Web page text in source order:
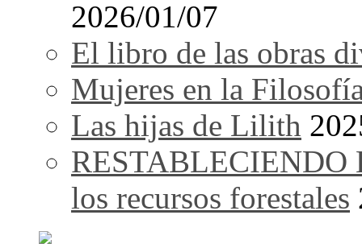
2026/01/07
El libro de las obras
Mujeres en la
Las hijas de Lilith
RESTABLECIENDO
los recursos forestales